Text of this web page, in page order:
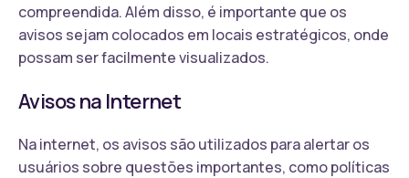
compreendida. Além disso, é importante que os
avisos sejam colocados em locais estratégicos, onde
possam ser facilmente visualizados.
Avisos na Internet
Na internet, os avisos são utilizados para alertar os
usuários sobre questões importantes, como políticas